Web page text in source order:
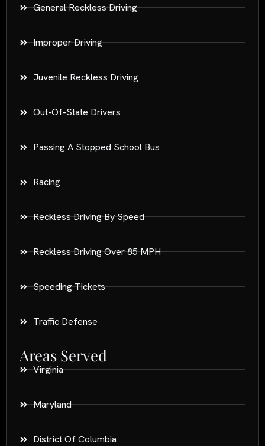
General Reckless Driving
Improper Driving
Juvenile Reckless Driving
Out-Of-State Drivers
Passing A Stopped School Bus
Racing
Reckless Driving By Speed
Reckless Driving Over 85 MPH
Speeding Tickets
Traffic Defense
Areas Served
Virginia
Maryland
District Of Columbia